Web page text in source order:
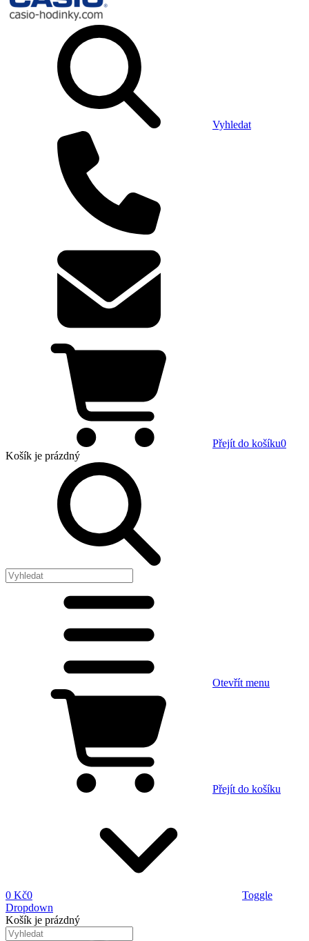
Vyhledat
Přejít do košíku0
Košík je prázdný
Otevřít menu
Přejít do košíku
0 Kč0
Toggle
Dropdown
Košík je prázdný